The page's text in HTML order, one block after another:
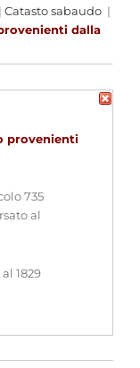
Catasto sabaudo |
dalla
provenienti
735
al
1829